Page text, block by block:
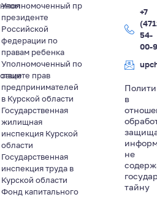
Уполномоченный пр
президенте
Российской
федерации по
правам ребенка
Уполномоченный по
защите прав
предпринимателей
в Курской области
Государственная
жилищная
инспекция Курской
области
Государственная
инспекция труда в
Курской области
Фонд капитального
+7
54-
00-
в
не
тайну